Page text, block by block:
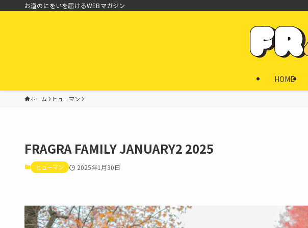
お道のにをいを届けるWEBマガジン
HOME
ホーム ヒューマン
FRAGRA FAMILY JANUARY2 2025
ヒューマン 2025年1月30日